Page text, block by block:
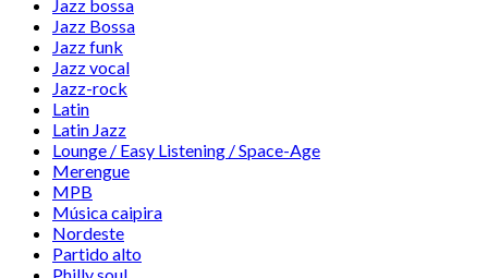
Jazz bossa
Jazz Bossa
Jazz funk
Jazz vocal
Jazz-rock
Latin
Latin Jazz
Lounge / Easy Listening / Space-Age
Merengue
MPB
Música caipira
Nordeste
Partido alto
Philly soul